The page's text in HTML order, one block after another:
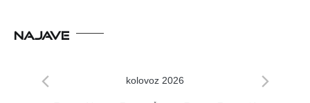
NAJAVE
kolovoz 2026